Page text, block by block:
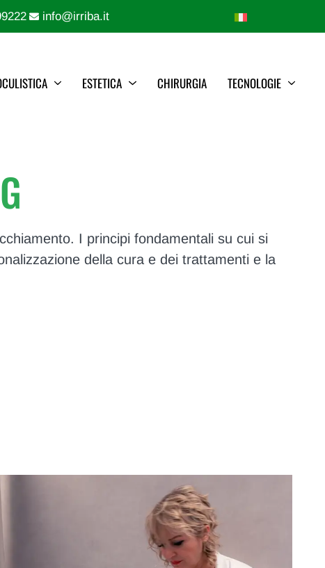
info@irriba.it
ESTETICA CHIRURGIA TECNOLOGIE
I principi fondamentali su cui si
della cura e dei trattamenti e la